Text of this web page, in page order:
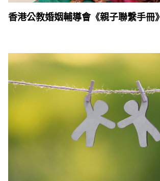
香港公教婚姻輔導會《親子聯繫手冊》